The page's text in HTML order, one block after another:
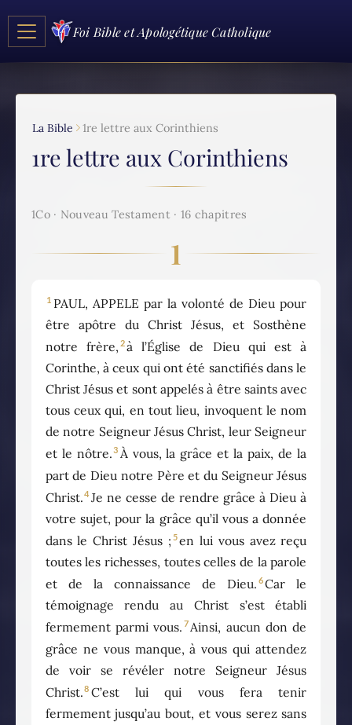
Foi Bible et Apologétique Catholique
La Bible 1re lettre aux Corinthiens
1re lettre aux Corinthiens
1Co · Nouveau Testament · 16 chapitres
1
1 PAUL, APPELE par la volonté de Dieu pour
être apôtre du Christ Jésus, et Sosthène
notre frère, 2à l’Église de Dieu qui est à
Corinthe, à ceux qui ont été sanctifiés dans le
Christ Jésus et sont appelés à être saints avec
tous ceux qui, en tout lieu, invoquent le nom
de notre Seigneur Jésus Christ, leur Seigneur
et le nôtre.3 À vous, la grâce et la paix, de la
part de Dieu notre Père et du Seigneur Jésus
Christ.4 Je ne cesse de rendre grâce à Dieu à
votre sujet, pour la grâce qu’il vous a donnée
dans le Christ Jésus ; 5en lui vous avez reçu
toutes les richesses, toutes celles de la parole
et de la connaissance de Dieu. 6Car le
témoignage rendu au Christ s’est établi
fermement parmi vous. 7Ainsi, aucun don de
grâce ne vous manque, à vous qui attendez
de voir se révéler notre Seigneur Jésus
Christ.8 C’est lui qui vous fera tenir
fermement jusqu’au bout, et vous serez sans